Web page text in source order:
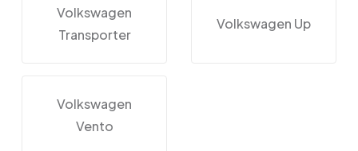
Volkswagen
Transporter
Volkswagen Up
Volkswagen
Vento